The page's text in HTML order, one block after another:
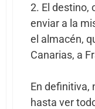
2. El destino,
enviar a la
el almacén,
Canarias, a
En definitiva,
hasta ver